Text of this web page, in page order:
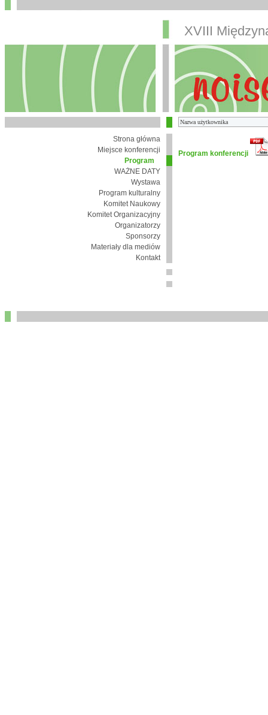
XVIII
Strona główna
Miejsce konferencji
Program
WAŻNE DATY
Wystawa
Program kulturalny
Komitet Naukowy
Komitet Organizacyjny
Organizatorzy
Sponsorzy
Materiały dla mediów
Kontakt
Program konferencji